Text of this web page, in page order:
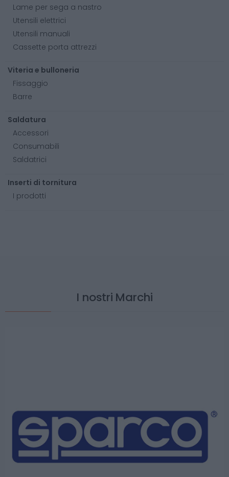
Lame per sega a nastro
Utensili elettrici
Utensili manuali
Cassette porta attrezzi
Viteria e bulloneria
Fissaggio
Barre
Saldatura
Accessori
Consumabili
Saldatrici
Inserti di tornitura
I prodotti
I nostri Marchi